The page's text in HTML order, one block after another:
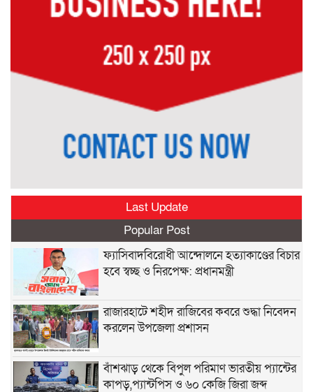
Last Update
Popular Post
ফ্যাসিবাদবিরোধী আন্দোলনে হত্যাকাণ্ডের বিচার
হবে স্বচ্ছ ও নিরপেক্ষ: প্রধানমন্ত্রী
রাজারহাটে শহীদ রাজিবের কবরে শুদ্ধা নিবেদন
করলেন উপজেলা প্রশাসন
বাঁশঝাড় থেকে বিপুল পরিমাণ ভারতীয় প্যান্টের
কাপড়,প্যান্টপিস ও ৬০ কেজি জিরা জব্দ